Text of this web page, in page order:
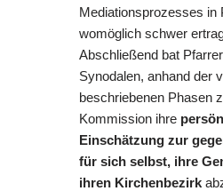
Mediationsprozesses in
womöglich schwer
Abschließend bat
Synodalen, anhand der
beschriebenen Phasen
Kommission ihre
Einschätzung zur
für sich selbst, ihre
ihren Kirchenbezirk